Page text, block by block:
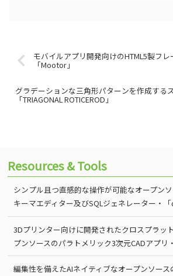
モバイルアプリ開発向けのHTML5製フレ
「Mootor」
グラデーションな三角形パターンを作成する
「TRIAGONAL ROTICEROD」
Resources & Tools
シンプル且つ直感的な操作が可能なオープン
キーマエディター及びSQLジェネレーター・「
3Dプリンター向けに開発されたクロスプラッ
プンソースのパラトメリック3次元CADアプリ
編集性を備えたAIネイティブなオープンソー